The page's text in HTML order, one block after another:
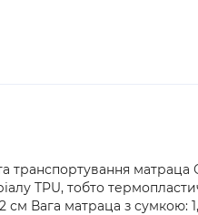
транспортування матраца
TPU, тобто
см Вага матраца з сумкою: